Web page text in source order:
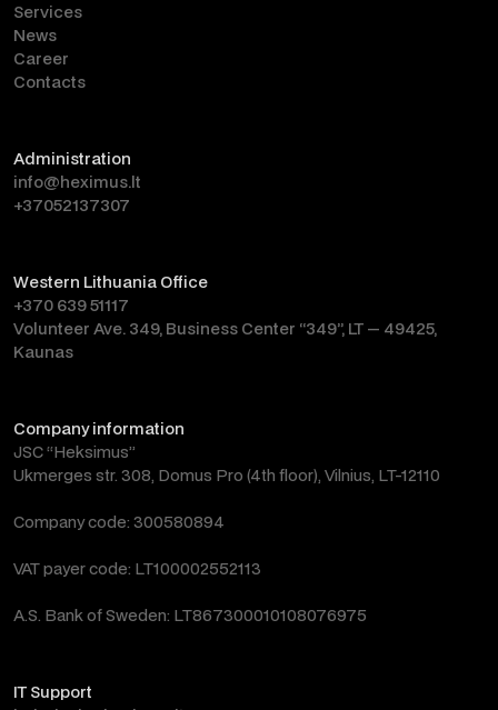
Services
News
Career
Contacts
Administration
info@heximus.lt
+37052137307
Western Lithuania Office
+370 639 51117
Volunteer Ave. 349, Business Center “349”, LT — 49425,
Kaunas
Company information
JSC “Heksimus”
Ukmerges str. 308, Domus Pro (4th floor), Vilnius, LT-12110
Company code: 300580894
VAT payer code: LT100002552113
A.S. Bank of Sweden: LT867300010108076975
IT Support